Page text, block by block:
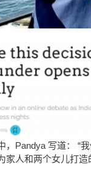
，Pandya 写道： “
家人和两个女儿打造